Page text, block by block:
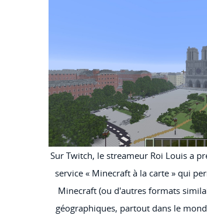
Sur Twitch, le streameur Roi Louis a
service « Minecraft à la carte » qui
Minecraft (ou d'autres formats
géographiques, partout dans le